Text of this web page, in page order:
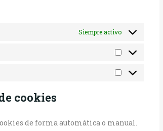
Siempre activo
Estadísticas
Marketing
cookies
de forma automática o manual.